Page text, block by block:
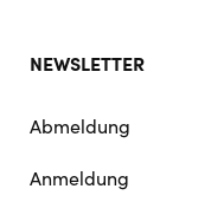
NEWSLETTER
Abmeldung
Anmeldung